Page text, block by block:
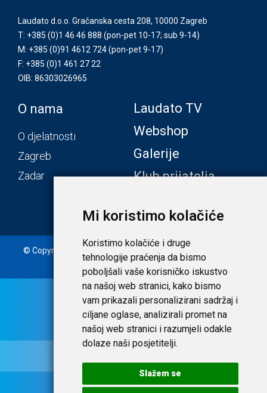
Mi koristimo kolačiće
Koristimo kolačiće i druge
tehnologije praćenja da bismo
poboljšali vaše korisničko iskustvo
na našoj web stranici, kako bismo
vam prikazali personalizirani sadržaj i
ciljane oglase, analizirali promet na
našoj web stranici i razumjeli odakle
dolaze naši posjetitelji.
Slažem se
Laudato d.o.o. Gračanska cesta 208, 10000 Zagreb
T: +385 (0)1 46 46 888 (pon-pet 10-17; sub 9-14)
M: +385 (0)91 4612 724(pon-pet 9-17)
F: +385 (0)1 461 27 22
OIB: 86303026965
O nama
O djelatnosti
Zagreb
Zadar
Laudato TV
Webshop
Galerije
Klub prijatelja
© Copyright 2020. Laudato d.o.o. | Tečaj konverzije: 1 EUR =
7,53450 HRK | Uvjeti i privatnost